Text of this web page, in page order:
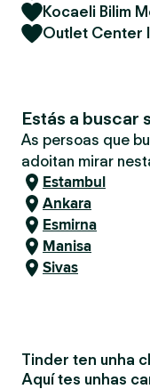
Kocaeli Bilim
Outlet Center
Estás a buscar
As persoas que
adoitan mirar
Estambul
Ankara
Esmirna
Manisa
Sivas
Tinder ten unha
Aquí tes unhas